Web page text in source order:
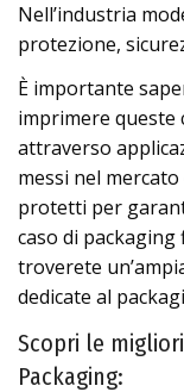
Nell’industria
protezione,
È importante
imprimere
attraverso
messi nel
protetti per
caso di
troverete
dedicate al
Scopri le
Packaging: